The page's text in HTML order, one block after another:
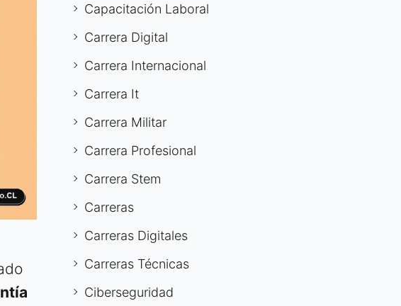
Capacitación Laboral
Carrera Digital
Carrera Internacional
Carrera It
Carrera Militar
Carrera Profesional
Carrera Stem
Carreras
Carreras Digitales
Carreras Técnicas
Ciberseguridad